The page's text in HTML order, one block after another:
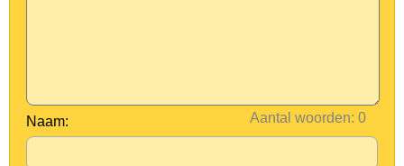
Aantal woorden:
Naam: